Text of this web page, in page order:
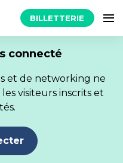
BILLETTERIE
connecté
et de networking ne
visiteurs inscrits et